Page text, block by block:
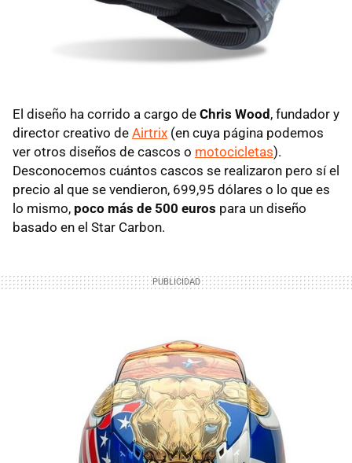
El diseño ha corrido a cargo de Chris Wood, fundador y
director creativo de Airtrix (en cuya página podemos
ver otros diseños de cascos o motocicletas).
Desconocemos cuántos cascos se realizaron pero sí el
precio al que se vendieron, 699,95 dólares o lo que es
lo mismo, poco más de 500 euros para un diseño
basado en el Star Carbon.